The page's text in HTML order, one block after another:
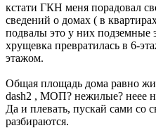
кстати ГКН меня порадовал
сведений о домах ( в
подвалы это у них подземные
хрущевка превратилась в 6-
этажом.
Общая площадь дома равно
dash2 , МОП? нежилые? неее
Да и плевать, пускай сами
разбираются.